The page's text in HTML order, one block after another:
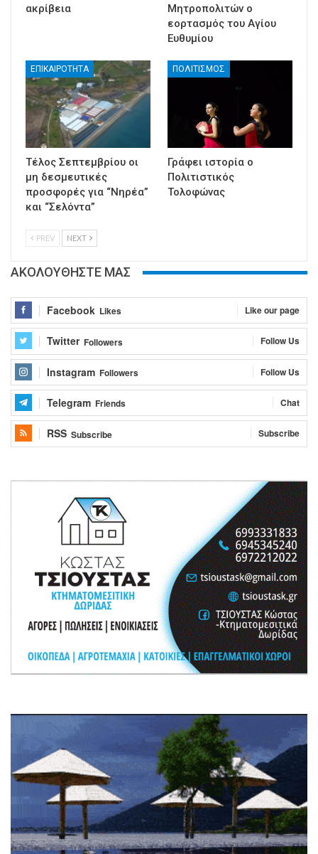
ακρίβεια
Μητροπολιτών ο
εορτασμός του Αγίου
Ευθυμίου
ΕΠΙΚΑΙΡΟΤΗΤΑ
Τέλος Σεπτεμβρίου οι
μη δεσμευτικές
προσφορές για “Νηρέα”
και “Σελόντα”
ΠΟΛΙΤΙΣΜΟΣ
Γράφει ιστορία ο
Πολιτιστικός
Τολοφώνας
PREV NEXT
ΑΚΟΛΟΥΘΗΣΤΕ ΜΑΣ
Facebook Likes Like our page
Twitter Followers Follow Us
Instagram Followers Follow Us
Telegram Friends Chat
RSS Subscribe Subscribe